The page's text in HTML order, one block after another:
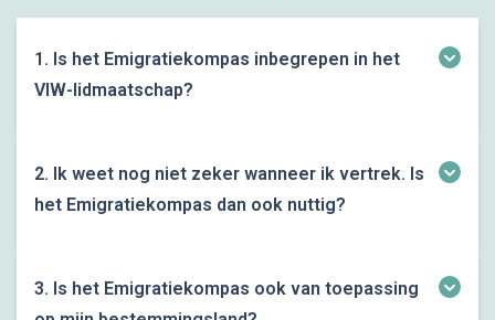
1. Is het Emigratiekompas inbegrepen in het
VIW-lidmaatschap?
volledige toegang tot het Emigratiekompas, inclusief
alle modules, bonussen en toekomstige updates. Je
2. Ik weet nog niet zeker wanneer ik vertrek. Is
het Emigratiekompas dan ook nuttig?
belangrijkste keuzes. Het Emigratiekompas helpt je om
tijdig de juiste stappen te zetten, zodat je later geen
3. Is het Emigratiekompas ook van toepassing